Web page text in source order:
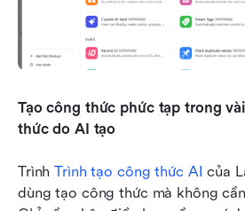
Tạo công thức phức tạp trong
thức do AI tạo
Trình Trình tạo công thức AI của
dùng tạo công thức mà không